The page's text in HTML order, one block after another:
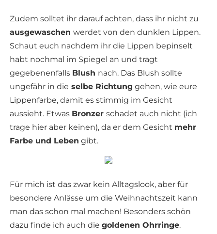
Zudem solltet ihr darauf achten, dass ihr nicht zu
ausgewaschen werdet von den dunklen Lippen.
Schaut euch nachdem ihr die Lippen bepinselt
habt nochmal im Spiegel an und tragt
gegebenenfalls Blush nach. Das Blush sollte
ungefähr in die selbe Richtung gehen, wie eure
Lippenfarbe, damit es stimmig im Gesicht
aussieht. Etwas Bronzer schadet auch nicht (ich
trage hier aber keinen), da er dem Gesicht mehr
Farbe und Leben gibt.
Für mich ist das zwar kein Alltagslook, aber für
besondere Anlässe um die Weihnachtszeit kann
man das schon mal machen! Besonders schön
dazu finde ich auch die goldenen Ohrringe.